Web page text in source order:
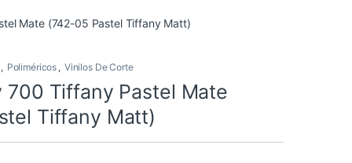
Mate (742-05 Pastel Tiffany Matt)
, Poliméricos , Vinilos De Corte
700 Tiffany Pastel Mate
Tiffany Matt)